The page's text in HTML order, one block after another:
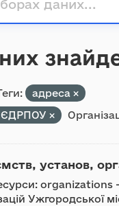
адреса
ЄДРПОУ
установ,
organizations